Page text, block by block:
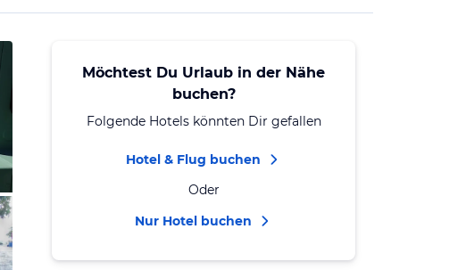
Möchtest Du Urlaub in der Nähe
buchen?
Folgende Hotels könnten Dir gefallen
Hotel & Flug buchen
Oder
Nur Hotel buchen